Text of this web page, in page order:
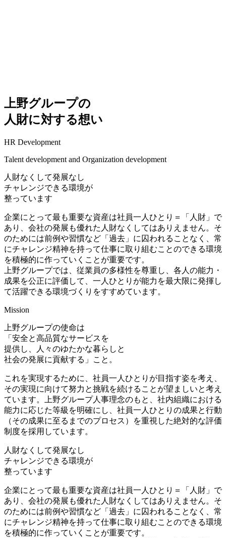
上野グループの
人財に対する想い
HR Development
Talent development and Organization development
人財なくして発展なし
チャレンジできる環境が
整っています
企業にとって最も重要な資産は社員一人ひとり＝「人財」で
あり、会社の発展も優れた人財なくしてはありえません。そ
のためには前例や習慣など「過去」に囚われることなく、常
にチャレンジ精神を持って仕事に取り組むことのできる環境
を積極的に作っていくことが重要です。
上野グループでは、従業員の多様性を尊重し、各人の能力・
成果を公正に評価して、一人ひとりが能力を最大限に発揮し
て活躍できる環境づくりをすすめています。
Mission
上野グループの使命は
「安全と高品質なサービスを
提供し、人々のゆたかな暮らしと
社会の発展に貢献する」こと。
これを実現するために、社員一人ひとりが目指す姿を考え、
その実現に向けて努力と挑戦を続けることが望ましいと考え
ています。上野グループ人事理念のもと、社内組織における
能力に応じた等級を明確にし、社員一人ひとりの成果と行動
（その成果に至るまでのプロセス）を重視した絶対的な評価
制度を採用しています。
人財なくして発展なし
チャレンジできる環境が
整っています
企業にとって最も重要な資産は社員一人ひとり＝「人財」で
あり、会社の発展も優れた人財なくしてはありえません。そ
のためには前例や習慣など「過去」に囚われることなく、常
にチャレンジ精神を持って仕事に取り組むことのできる環境
を積極的に作っていくことが重要です。